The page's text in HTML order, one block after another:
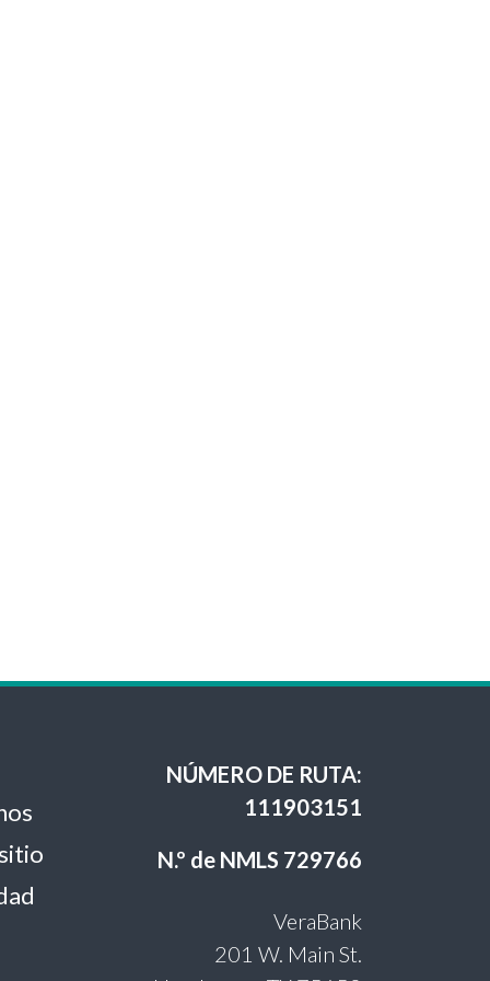
NÚMERO DE RUTA:
111903151
N.º de NMLS 729766
VeraBank
201 W. Main St.